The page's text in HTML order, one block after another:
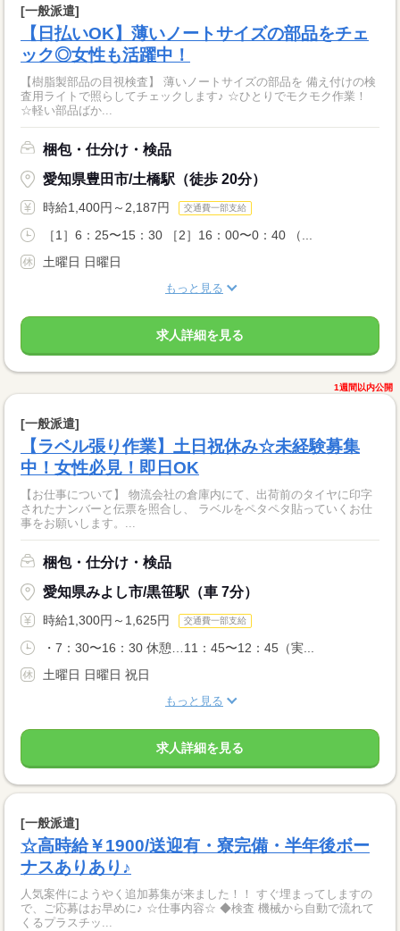
[一般派遣]
【日払いOK】薄いノートサイズの部品をチェ
ック◎女性も活躍中！
【樹脂製部品の目視検査】 薄いノートサイズの部品を 備え付けの検
査用ライトで照らしてチェックします♪ ☆ひとりでモクモク作業！
☆軽い部品ばか...
梱包・仕分け・検品
愛知県豊田市/土橋駅（徒歩 20分）
時給1,400円～2,187円 交通費一部支給
［1］6：25〜15：30 ［2］16：00〜0：40 （...
土曜日 日曜日
もっと見る
求人詳細を見る
1週間以内公開
[一般派遣]
【ラベル張り作業】土日祝休み☆未経験募集
中！女性必見！即日OK
【お仕事について】 物流会社の倉庫内にて、出荷前のタイヤに印字
されたナンバーと伝票を照合し、 ラベルをペタペタ貼っていくお仕
事をお願いします。...
梱包・仕分け・検品
愛知県みよし市/黒笹駅（車 7分）
時給1,300円～1,625円 交通費一部支給
・7：30〜16：30 休憩…11：45〜12：45（実...
土曜日 日曜日 祝日
もっと見る
求人詳細を見る
[一般派遣]
☆高時給￥1900/送迎有・寮完備・半年後ボー
ナスありあり♪
人気案件にようやく追加募集が来ました！！ すぐ埋まってしますの
で、ご応募はお早めに♪ ☆仕事内容☆ ◆検査 機械から自動で流れて
くるプラスチッ...